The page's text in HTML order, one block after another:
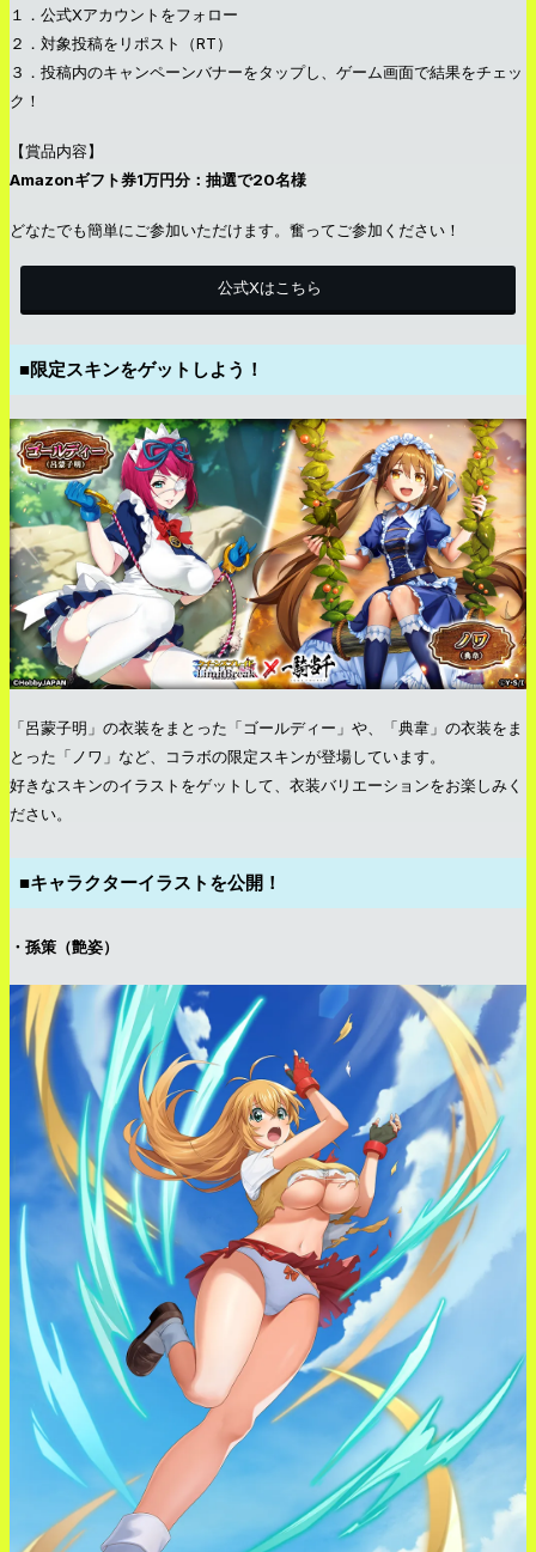
１．公式Xアカウントをフォロー
２．対象投稿をリポスト（RT）
３．投稿内のキャンペーンバナーをタップし、ゲーム画面で結果をチェッ
ク！
【賞品内容】
Amazonギフト券1万円分：抽選で20名様
どなたでも簡単にご参加いただけます。奮ってご参加ください！
公式Xはこちら
■限定スキンをゲットしよう！
「呂蒙子明」の衣装をまとった「ゴールディー」や、「典韋」の衣装をま
とった「ノワ」など、コラボの限定スキンが登場しています。
好きなスキンのイラストをゲットして、衣装バリエーションをお楽しみく
ださい。
■キャラクターイラストを公開！
・孫策（艶姿）